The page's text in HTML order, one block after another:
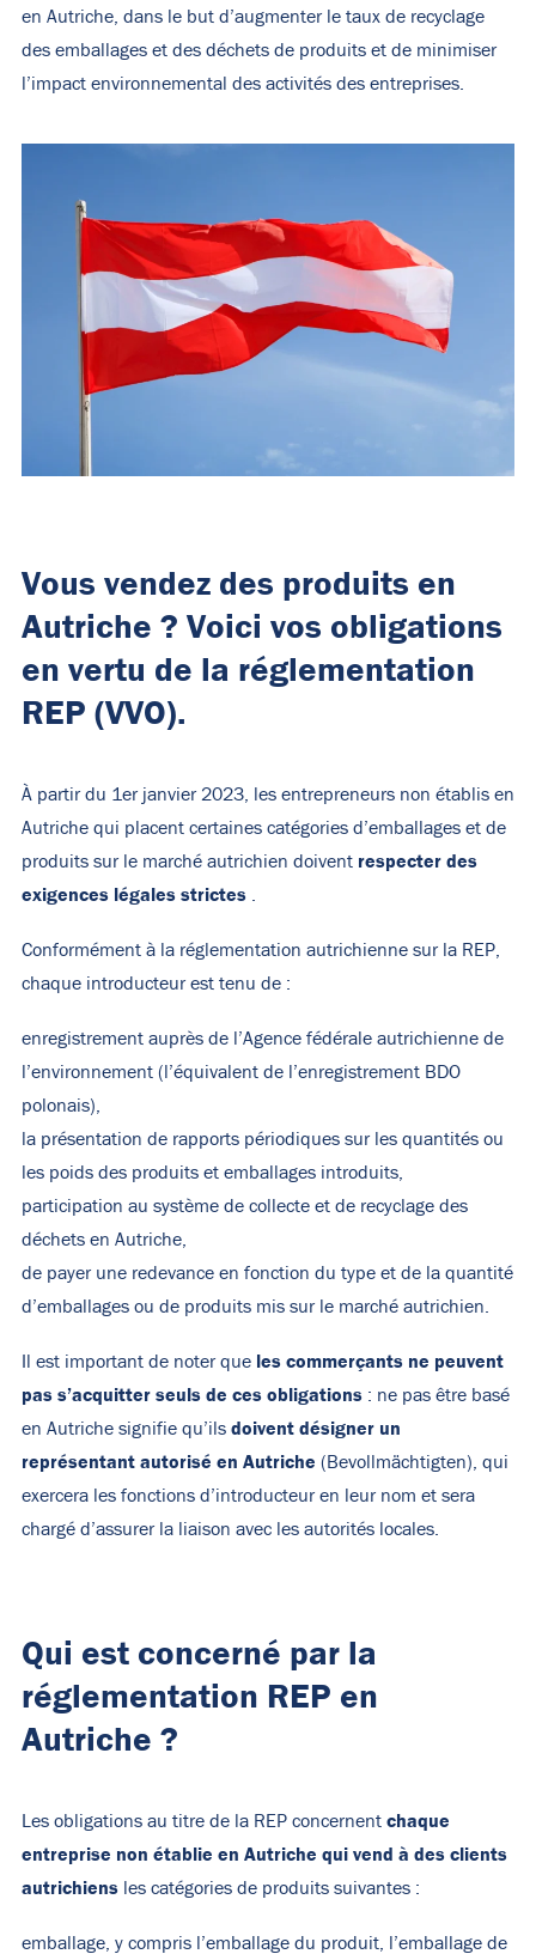
en Autriche, dans le but d’augmenter le taux de recyclage
des emballages et des déchets de produits et de minimiser
l’impact environnemental des activités des entreprises.
Vous vendez des produits en
Autriche ? Voici vos obligations
en vertu de la réglementation
REP (VVO).
À partir du 1er janvier 2023, les entrepreneurs non établis en
Autriche qui placent certaines catégories d’emballages et de
produits sur le marché autrichien doivent respecter des
exigences légales strictes
Conformément à la réglementation autrichienne sur la REP,
chaque introducteur est tenu de :
enregistrement auprès de l’Agence fédérale autrichienne de
l’environnement (l’équivalent de l’enregistrement BDO
polonais),
la présentation de rapports périodiques sur les quantités ou
les poids des produits et emballages introduits,
participation au système de collecte et de recyclage des
déchets en Autriche,
de payer une redevance en fonction du type et de la quantité
d’emballages ou de produits mis sur le marché autrichien.
Il est important de noter que les commerçants ne peuvent
pas s’acquitter seuls de ces obligations : ne pas être basé
en Autriche signifie qu’ils doivent désigner un
représentant autorisé en Autriche (Bevollmächtigten), qui
exercera les fonctions d’introducteur en leur nom et sera
chargé d’assurer la liaison avec les autorités locales.
Qui est concerné par la
réglementation REP en
Autriche ?
Les obligations au titre de la REP concernent chaque
entreprise non établie en Autriche qui vend à des clients
autrichiens les catégories de produits suivantes :
emballage, y compris l’emballage du produit, l’emballage de